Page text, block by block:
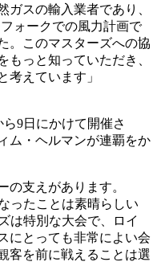
ガスの輸入業者であり、
ォークでの風力計画で
。このマスターズへの協
もっと知っていただき、
考えています」
9日にかけて開催さ
ム・ヘルマンが連覇をか
の支えがあります。
ったことは素晴らしい
は特別な大会で、ロイ
にとっても非常によい会
客を前に戦えることは選